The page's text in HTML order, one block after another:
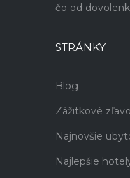
čo od
STRÁNKY
Blog
Zážitkové
Najnovšie
Najlepšie